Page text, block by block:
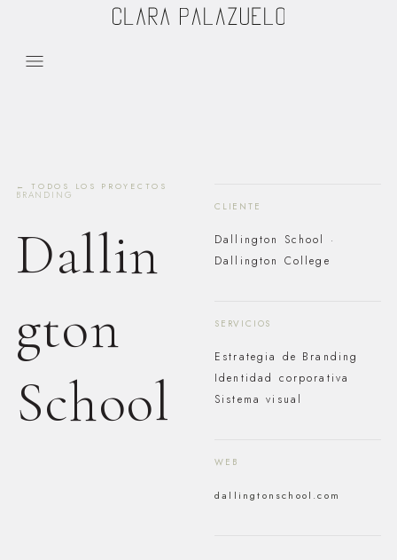
← TODOS LOS PROYECTOS
BRANDING
Dallin
gton
School
CLIENTE
Dallington School ·
Dallington College
SERVICIOS
Estrategia de Branding
Identidad corporativa
Sistema visual
WEB
dallingtonschool.com